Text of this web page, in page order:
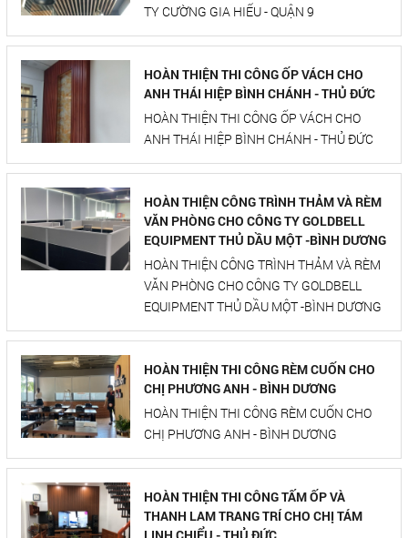
TY CƯỜNG GIA HIẾU - QUẬN 9
HOÀN THIỆN THI CÔNG ỐP VÁCH CHO
ANH THÁI HIỆP BÌNH CHÁNH - THỦ ĐỨC
HOÀN THIỆN THI CÔNG ỐP VÁCH CHO
ANH THÁI HIỆP BÌNH CHÁNH - THỦ ĐỨC
HOÀN THIỆN CÔNG TRÌNH THẢM VÀ RÈM
VĂN PHÒNG CHO CÔNG TY GOLDBELL
EQUIPMENT THỦ DẦU MỘT -BÌNH DƯƠNG
HOÀN THIỆN CÔNG TRÌNH THẢM VÀ RÈM
VĂN PHÒNG CHO CÔNG TY GOLDBELL
EQUIPMENT THỦ DẦU MỘT -BÌNH DƯƠNG
HOÀN THIỆN THI CÔNG RÈM CUỐN CHO
CHỊ PHƯƠNG ANH - BÌNH DƯƠNG
HOÀN THIỆN THI CÔNG RÈM CUỐN CHO
CHỊ PHƯƠNG ANH - BÌNH DƯƠNG
HOÀN THIỆN THI CÔNG TẤM ỐP VÀ
THANH LAM TRANG TRÍ CHO CHỊ TÁM
LINH CHIỂU - THỦ ĐỨC